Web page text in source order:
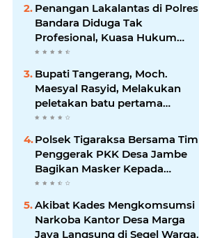
Penangan Lakalantas di Polres
Bandara Diduga Tak
Profesional, Kuasa Hukum
Adukan ke Propam
Bupati Tangerang, Moch.
Maesyal Rasyid, Melakukan
peletakan batu pertama
pembangunan Gedung Mako
Polsek Tigaraksa Bersama Tim
Penggerak PKK Desa Jambe
Bagikan Masker Kepada
Pengguna Jalan
Akibat Kades Mengkomsumsi
Narkoba Kantor Desa Marga
Jaya Langsung di Segel Warga